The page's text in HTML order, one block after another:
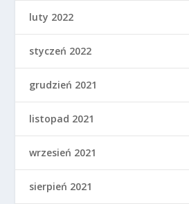
luty 2022
styczeń 2022
grudzień 2021
listopad 2021
wrzesień 2021
sierpień 2021